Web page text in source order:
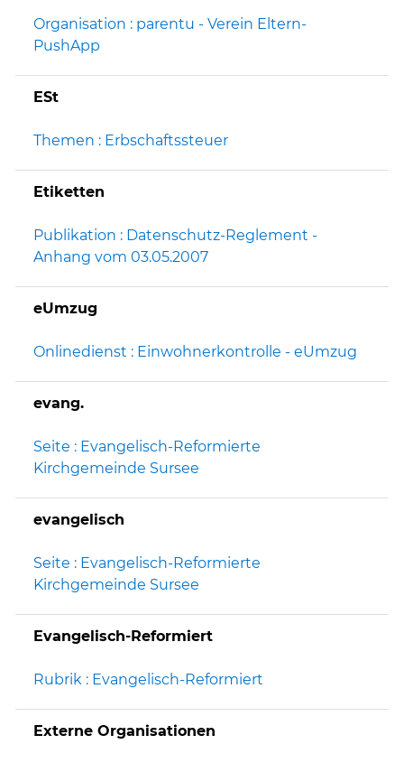
Organisation : parentu - Verein Eltern-
PushApp
ESt
Themen : Erbschaftssteuer
Etiketten
Publikation : Datenschutz-Reglement -
Anhang vom 03.05.2007
eUmzug
Onlinedienst : Einwohnerkontrolle - eUmzug
evang.
Seite : Evangelisch-Reformierte
Kirchgemeinde Sursee
evangelisch
Seite : Evangelisch-Reformierte
Kirchgemeinde Sursee
Evangelisch-Reformiert
Rubrik : Evangelisch-Reformiert
Externe Organisationen